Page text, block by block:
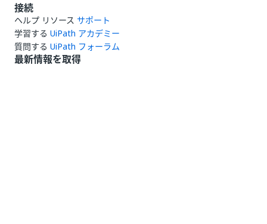
接続
ヘルプ リソース サポート
学習する UiPath アカデミー
質問する UiPath フォーラム
最新情報を取得